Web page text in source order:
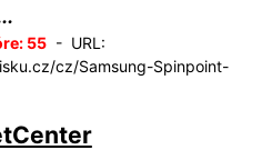
55- URL:
cz/Samsung-Spinpoint-